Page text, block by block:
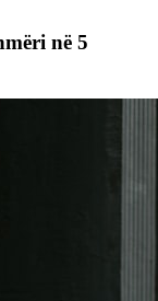
në 5